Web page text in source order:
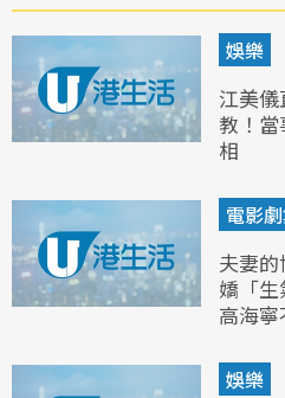
娛樂
江美
教！
相
電影
夫妻
嬌「
高海
娛樂